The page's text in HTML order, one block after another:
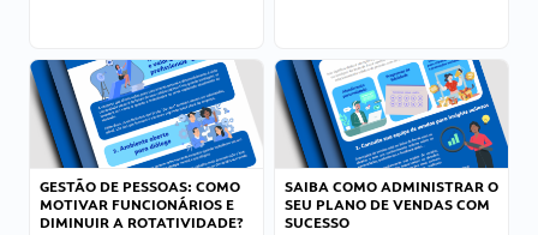
GESTÃO DE PESSOAS: COMO
MOTIVAR FUNCIONÁRIOS E
DIMINUIR A ROTATIVIDADE?
SAIBA COMO ADMINISTRAR O
SEU PLANO DE VENDAS COM
SUCESSO